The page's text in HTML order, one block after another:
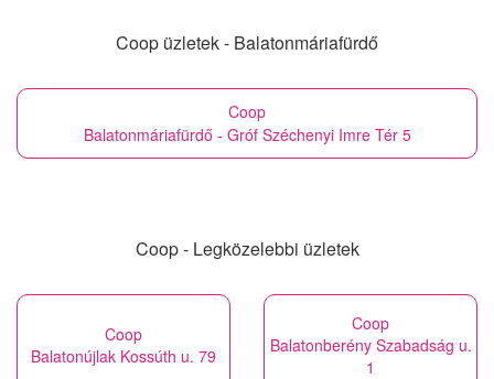
Coop üzletek - Balatonmáriafürdő
Coop
Balatonmáriafürdő - Gróf Széchenyi Imre Tér 5
Coop - Legközelebbi üzletek
Coop
Balatonújlak Kossúth u. 79
Coop
Balatonberény Szabadság u.
1